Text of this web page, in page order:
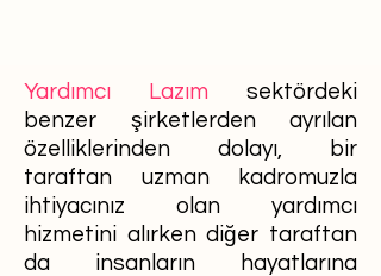
Yardımcı Lazım sektördeki
benzer şirketlerden ayrılan
özelliklerinden dolayı, bir
taraftan uzman kadromuzla
ihtiyacınız olan yardımcı
hizmetini alırken diğer taraftan
da insanların hayatlarına